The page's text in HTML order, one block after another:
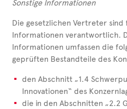
Sonstige Informationen
Die gesetzlichen Vertreter sind
Informationen verantwortlich.
Informationen umfassen die
geprüften Bestandteile des
den Abschnitt „1.4
Innovationen“ des
die in den Abschnitten „2.2